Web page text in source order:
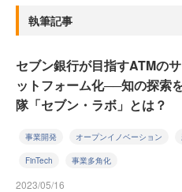
執筆記事
セブン銀行が目指すATMの
ットフォーム化──知の探索
隊「セブン・ラボ」とは？
事業開発 オープンイノベーション
FinTech 事業多角化
2023/05/16